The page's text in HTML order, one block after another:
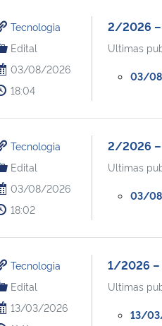
Tecnologia
Edital
03/08/2026
18:04
2/2026 –
Ultimas
03/
Tecnologia
Edital
03/08/2026
18:02
2/2026 –
Ultimas
03/
Tecnologia
Edital
13/03/2026
1/2026 –
Ultimas
13/